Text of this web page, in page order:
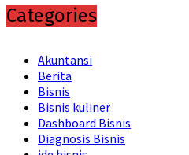
Categories
Akuntansi
Berita
Bisnis
Bisnis kuliner
Dashboard Bisnis
Diagnosis Bisnis